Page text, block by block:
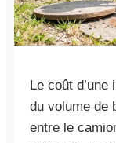
Le coût
du volume de
entre le